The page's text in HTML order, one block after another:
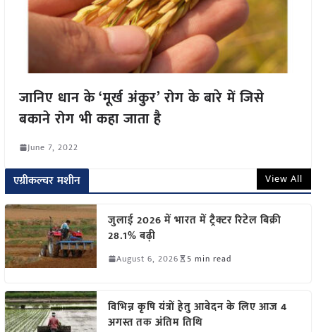
जानिए धान के ‘मूर्ख अंकुर’ रोग के बारे में जिसे
बकाने रोग भी कहा जाता है
June 7, 2022
एग्रीकल्चर मशीन View All
जुलाई 2026 में भारत में ट्रैक्टर रिटेल बिक्री
28.1% बढ़ी
August 6, 2026 5 min read
विभिन्न कृषि यंत्रों हेतु आवेदन के लिए आज 4
अगस्त तक अंतिम तिथि